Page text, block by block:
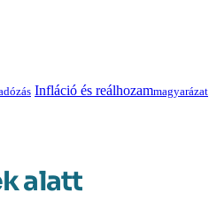
Infláció és reálhozammagyarázat
alatt